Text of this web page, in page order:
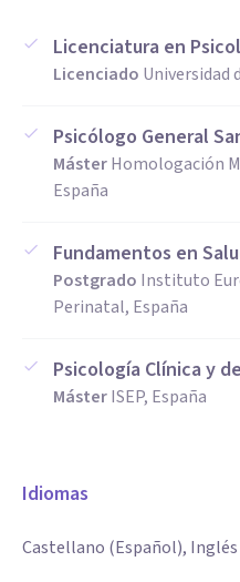
Licenciatura en
Licenciado Universidad
Psicólogo General
MásterHomologación
España
Fundamentos en
Postgrado Instituto
Perinatal, España
Psicología Clínica y
MásterISEP, España
Idiomas
Castellano (Español), Inglés